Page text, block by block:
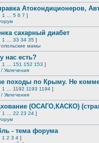
Атокондиционеров,
1 5 6 7 ]
сахарный диабет
1 33 34 35 ]
мамы
нас есть?
1 151 152 153 ]
Увлечения
походы по Крыму. Не
1 1192 1193 1194 ]
Увлечения
(ОСАГО,КАСКО)
1 22 23 24 ]
- тема форума
1 2 3 4 ]